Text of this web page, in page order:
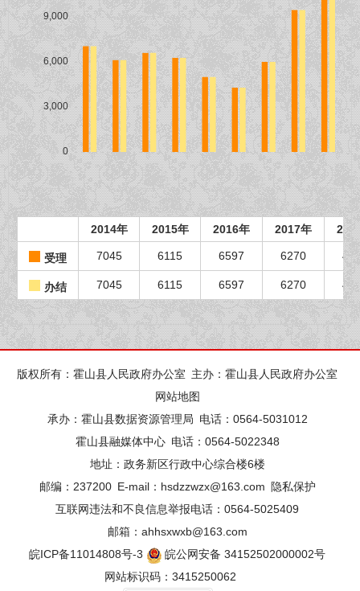
2014年 2015年 2016年 2017年
受理 7045 6115 6597 6270
办结 7045 6115 6597 6270
版权所有：霍山县人民政府办公室 主办：霍山县人民政府办公室
网站地图
承办：霍山县数据资源管理局 电话：0564-5031012
霍山县融媒体中心 电话：0564-5022348
地址：政务新区行政中心综合楼6楼
邮编：237200 E-mail：hsdzzwzx@163.com
隐私保护
互联网违法和不良信息举报电话：0564-5025409
邮箱：ahhsxwxb@163.com
皖ICP备11014808号-3
皖公网安备 34152502000002号
网站标识码：3415250062